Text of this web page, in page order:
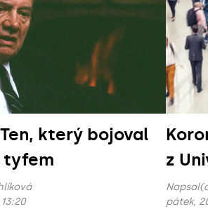
který bojoval
tyfem
z
pátek,